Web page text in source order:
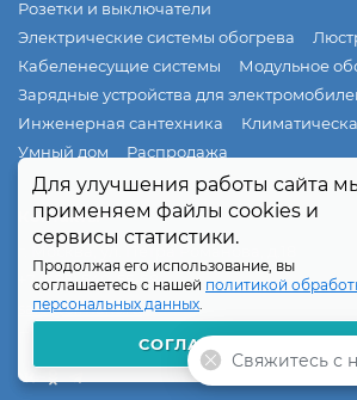
Для улучшения работы сайта
применяем файлы cookies и
сервисы статистики.
Продолжая его использование, вы
соглашаетесь с нашей политикой
персональных данных.
СОГЛАШАЮСЬ
Розетки и выключатели
Электрические системы обогрева
Кабеленесущие системы
Модульное
Зарядные устройства для
Инженерная сантехника
Умный дом
Распродажа
Контакты
г. Москва, ул. Петра Романова, д.18
+7 (495) 540-55-68
sale@elmaks.ru
Пн—Пт: 10:00—18:00
Для улучшения работы сайта
применяем файлы cookies и
сервисы статистики.
Продолжая его использование, вы
соглашаетесь с нашей политикой
персональных данных.
СОГЛАШАЮСЬ
Свяжитесь с